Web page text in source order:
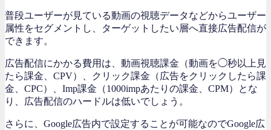
普段ユーザーが見ている動画の視聴データなどからユーザー
属性をセグメントし、ターゲットしたい層へ直接広告配信が
できます。
広告配信にかかる費用は、動画視聴課金（動画を◯秒以上見
たら課金、CPV）、クリック課金（広告をクリックしたら課
金、CPC）、Imp課金（1000impあたりの課金、CPM）とな
り、広告配信のハードルは低いでしょう。
さらに、Google広告内で設定することが可能なのでGoogle広